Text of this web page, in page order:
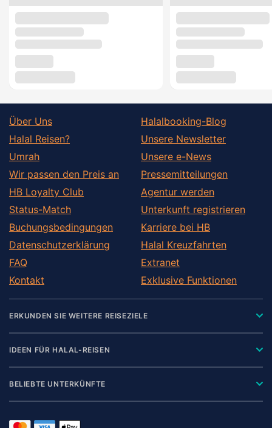
Über Uns
Halal Reisen?
Umrah
Wir passen den Preis an
HB Loyalty Club
Status-Match
Buchungsbedingungen
Datenschutzerklärung
FAQ
Kontakt
Halalbooking-Blog
Unsere Newsletter
Unsere e-News
Pressemitteilungen
Agentur werden
Unterkunft registrieren
Karriere bei HB
Halal Kreuzfahrten
Extranet
Exklusive Funktionen
ERKUNDEN SIE WEITERE REISEZIELE
IDEEN FÜR HALAL-REISEN
BELIEBTE UNTERKÜNFTE